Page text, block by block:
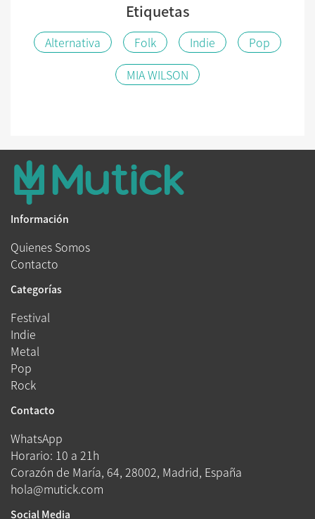
Etiquetas
Alternativa Folk Indie
Pop
MIA WILSON
Información
Quienes Somos
Contacto
Categorías
Festival
Indie
Metal
Pop
Rock
Contacto
WhatsApp
Horario: 10 a 21h
Corazón de María, 64, 28002, Madrid, España
hola@mutick.com
Social Media